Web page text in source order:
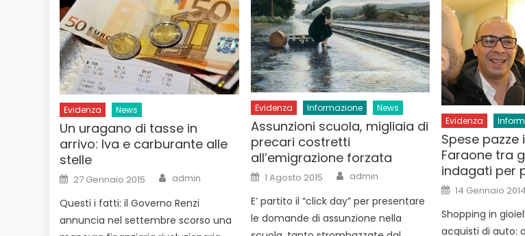
Evidenza News
Un uragano di tasse in
arrivo: Iva e carburante alle
stelle
Posted
on
27 Gennaio 2015 Author
admin
Questi i fatti: il Governo Renzi
annuncia nel settembre scorso una
Evidenza Informazione News
Assunzioni scuola, migliaia di
precari costretti
all’emigrazione forzata
Posted
on
1 Agosto 2015 Author
admin
E’ partito il “click day” per presentare
le domande di assunzione nella
Evidenza
Spese pazze
Faraone tra
indagati per
Posted
on
14 Gennaio 2014
Shopping in
acquisti di auto: